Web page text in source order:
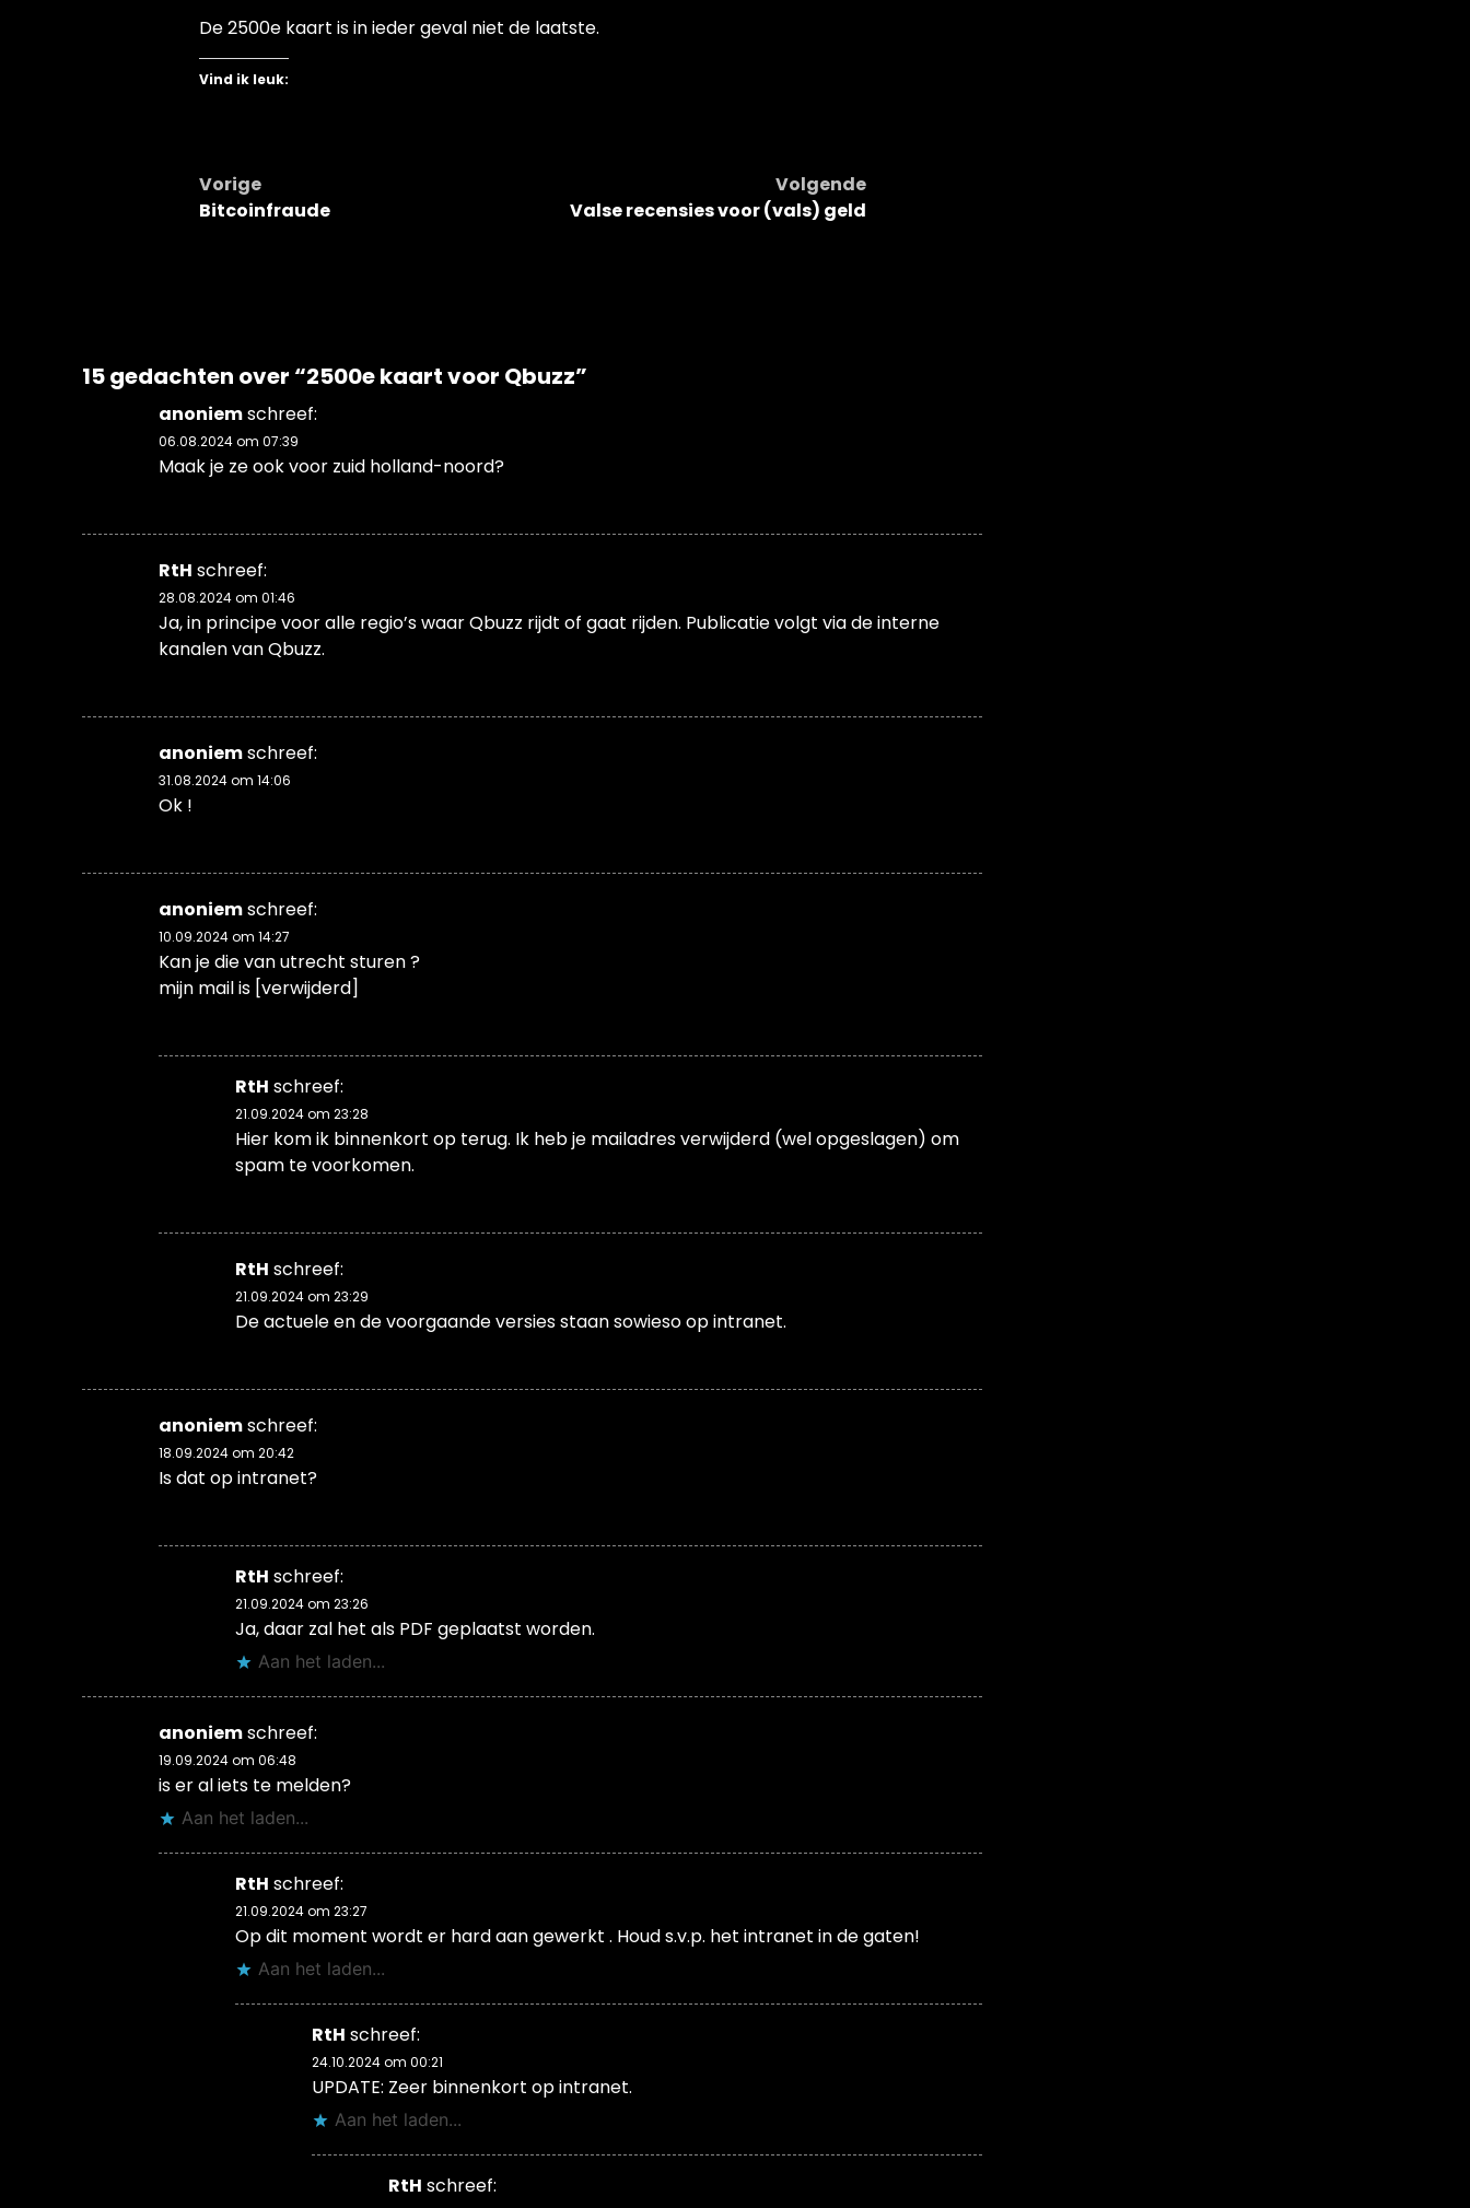
De 2500e kaart is in ieder geval niet de laatste.
Vind ik leuk:
Bericht
Vorige
Bitcoinfraude
Volgende
Valse recensies voor (vals) geld
15 gedachten over “2500e kaart voor Qbuzz”
anoniemschreef:
06.08.2024 om 07:39
Maak je ze ook voor zuid holland-noord?
RtH schreef:
28.08.2024 om 01:46
Ja, in principe voor alle regio’s waar Qbuzz rijdt of gaat rijden. Publicatie volgt via de interne
kanalen van Qbuzz.
anoniemschreef:
31.08.2024 om 14:06
Ok !
anoniemschreef:
10.09.2024 om 14:27
Kan je die van utrecht sturen ?
mijn mail is [verwijderd]
RtH schreef:
21.09.2024 om 23:28
Hier kom ik binnenkort op terug. Ik heb je mailadres verwijderd (wel opgeslagen) om
spam te voorkomen.
RtH schreef:
21.09.2024 om 23:29
De actuele en de voorgaande versies staan sowieso op intranet.
anoniemschreef:
18.09.2024 om 20:42
Is dat op intranet?
RtH schreef:
21.09.2024 om 23:26
Ja, daar zal het als PDF geplaatst worden.
Aan het laden...
anoniemschreef:
19.09.2024 om 06:48
is er al iets te melden?
Aan het laden...
RtH schreef:
21.09.2024 om 23:27
Op dit moment wordt er hard aan gewerkt . Houd s.v.p. het intranet in de gaten!
Aan het laden...
RtH schreef:
24.10.2024 om 00:21
UPDATE: Zeer binnenkort op intranet.
Aan het laden...
RtH schreef: